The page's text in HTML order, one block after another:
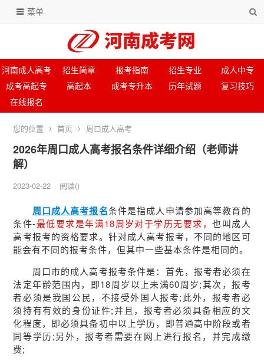
菜单
河南成人高考 招生简章 报考指南 招生专业
成人中专
成考高起专
高起本 成考专升本 历年试题
复习技巧
在线报名
您的位置 首页 周口成人高考
2026年周口成人高考报名条件详细介绍（老师讲
解）
2023-02-22 阅读()
周口成人高考报名条件是指成人申请参加高等教育的
条件-最低要求是年满18周岁对于学历无要求，也叫成人
高考报考的资格要求。针对成人高考报考，不同的地区可
能会有不同的报考条件，但其中一些基本条件是相同的。
周口市的成人高考报考条件是：首先，报考者必须在
法定年龄范围内，即18周岁以上未满60周岁;其次，报考
者必须是我国公民，不接受外国人报考;此外，报考者必
须持有有效的身份证件;并且，报考者必须具备相应的文
化程度，即必须具备初中以上学历，即普通高中阶段或者
同等学历;另外，报考者需要在网上进行报名，并完成缴
费;